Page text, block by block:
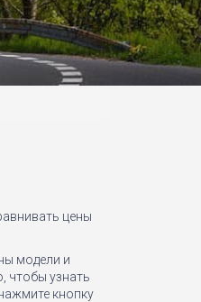
цены
модели и
чтобы узнать
кнопку